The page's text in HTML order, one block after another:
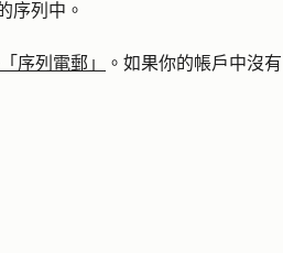
序列中。
「序列電郵」
。如果你的帳戶中沒有